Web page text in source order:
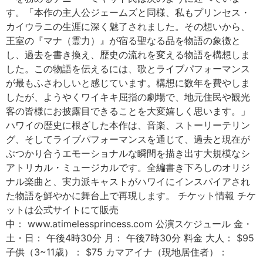
す。「本作の主人公ジェームズと同様、私もプリンセス・
カイウラニの生涯に深く魅了されました。その想いから、
王室の『マナ（霊力）』が宿る聖なる品を物語の象徴と
し、過去を書き換え、歴史の流れを変える物語を構想しま
した。この物語を伝えるには、歌とライブパフォーマンス
が最もふさわしいと感じています。構想に数年を費やしま
したが、ようやくワイキキ屈指の劇場で、地元住民や観光
客の皆様にお披露目できることを大変嬉しく思います。」
ハワイの歴史に根ざした本作は、音楽、ストーリーテリン
グ、そしてライブパフォーマンスを通じて、過去と現在が
ぶつかり合うエモーショナルな瞬間を描き出す大規模なシ
アトリカル・ミュージカルです。全編書き下ろしのオリジ
ナル楽曲と、実力派キャストがハワイにインスパイアされ
た物語を鮮やかに舞台上で再現します。 チケット情報 チケ
ットは公式サイトにて販売
中： www.atimelessprincess.com 公演スケジュール 金・
土・日： 午後4時30分 月： 午後7時30分 料金 大人： $95
子供（3~11歳）： $75 カマアイナ（現地居住者）：